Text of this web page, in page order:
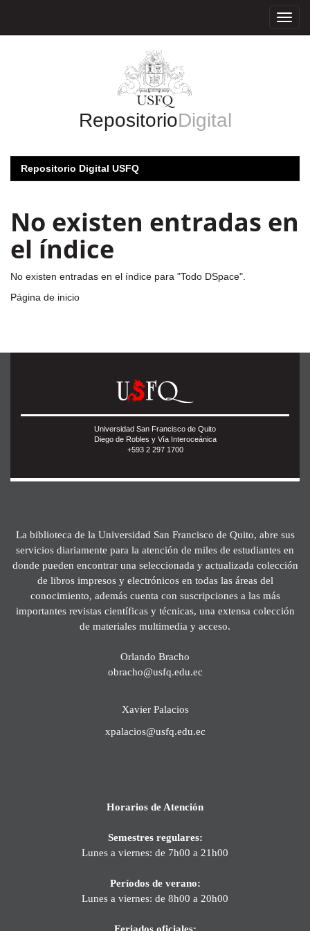
RepositorioDigital
Repositorio Digital USFQ
No existen entradas en
el índice
No existen entradas en el índice para "Todo DSpace".
Página de inicio
Universidad San Francisco de Quito
Diego de Robles y Vía Interoceánica
+593 2 297 1700
La biblioteca de la Universidad San Francisco de Quito, abre sus
servicios diariamente para la atención de miles de estudiantes en
donde pueden encontrar una seleccionada y actualizada colección
de libros impresos y electrónicos en todas las áreas del
conocimiento, además cuenta con suscripciones a las más
importantes revistas científicas y técnicas, una extensa colección
de materiales multimedia y acceso.
Orlando Bracho
obracho@usfq.edu.ec
Xavier Palacios
xpalacios@usfq.edu.ec
Horarios de Atención
Semestres regulares:
Lunes a viernes: de 7h00 a 21h00
Períodos de verano:
Lunes a viernes: de 8h00 a 20h00
Feriados oficiales: